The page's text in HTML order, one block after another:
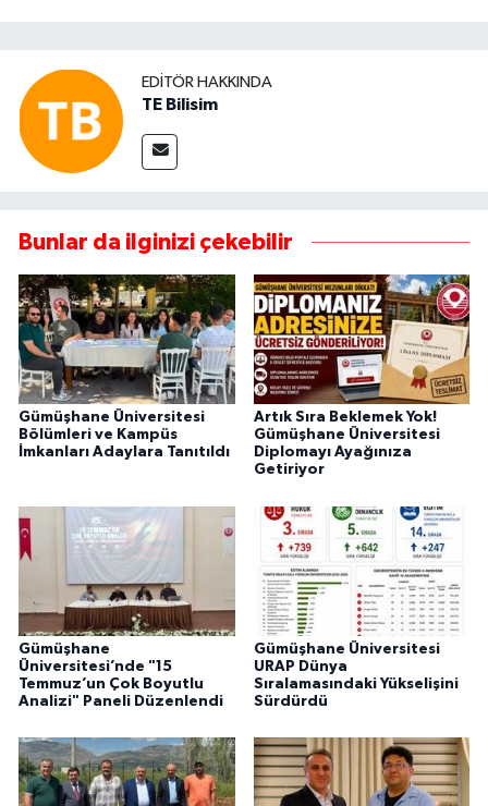
EDITÖR HAKKINDA
TE Bilisim
Bunlar da ilginizi çekebilir
Gümüşhane Üniversitesi
Bölümleri ve Kampüs
İmkanları Adaylara Tanıtıldı
Artık Sıra Beklemek Yok!
Gümüşhane Üniversitesi
Diplomayı Ayağınıza
Getiriyor
Gümüşhane
Üniversitesi’nde "15
Temmuz’un Çok Boyutlu
Analizi" Paneli Düzenlendi
Gümüşhane Üniversitesi
URAP Dünya
Sıralamasındaki Yükselişini
Sürdürdü